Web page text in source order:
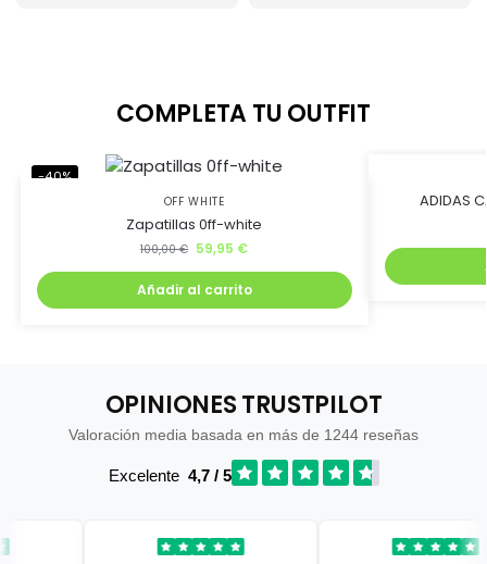
COMPLETA TU OUTFIT
-40%
OFF WHITE
Zapatillas 0ff-white
100,00€ 59,95 €
Añadir al carrito
ADIDAS
OPINIONES TRUSTPILOT
Valoración media basada en más de 1244 reseñas
Excelente 4,7 / 5